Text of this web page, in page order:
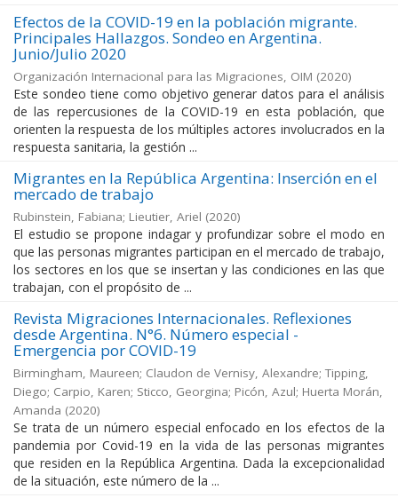
Efectos de la COVID-19 en la población migrante.
Principales Hallazgos. Sondeo en Argentina.
Junio/Julio 2020
Organización Internacional para las Migraciones, OIM (2020)
Este sondeo tiene como objetivo generar datos para el análisis
de las repercusiones de la COVID-19 en esta población, que
orienten la respuesta de los múltiples actores involucrados en la
respuesta sanitaria, la gestión ...
Migrantes en la República Argentina: Inserción en el
mercado de trabajo
Rubinstein, Fabiana; Lieutier, Ariel (2020)
El estudio se propone indagar y profundizar sobre el modo en
que las personas migrantes participan en el mercado de trabajo,
los sectores en los que se insertan y las condiciones en las que
trabajan, con el propósito de ...
Revista Migraciones Internacionales. Reflexiones
desde Argentina. N°6. Número especial -
Emergencia por COVID-19
Birmingham, Maureen; Claudon de Vernisy, Alexandre; Tipping,
Diego; Carpio, Karen; Sticco, Georgina; Picón, Azul; Huerta Morán,
Amanda (2020)
Se trata de un número especial enfocado en los efectos de la
pandemia por Covid-19 en la vida de las personas migrantes
que residen en la República Argentina. Dada la excepcionalidad
de la situación, este número de la ...